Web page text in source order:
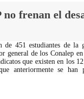
no frenan el
451 estudiantes de la
general de los Conalep en
que existen en los
anteriormente se han